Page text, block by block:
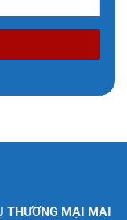
THƯƠNG MẠI MAI